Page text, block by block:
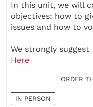
In this unit, we will
objectives: how to
issues and how to
We strongly
Here
ORDER
IN PERSON